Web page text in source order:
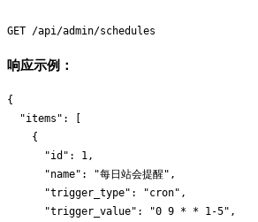
响应示例：
{
  "items": [
    {
      "id": 1,
      "name": "每日站会提醒",
      "trigger_type": "cron",
      "trigger_value": "0 9 * * 1-5",